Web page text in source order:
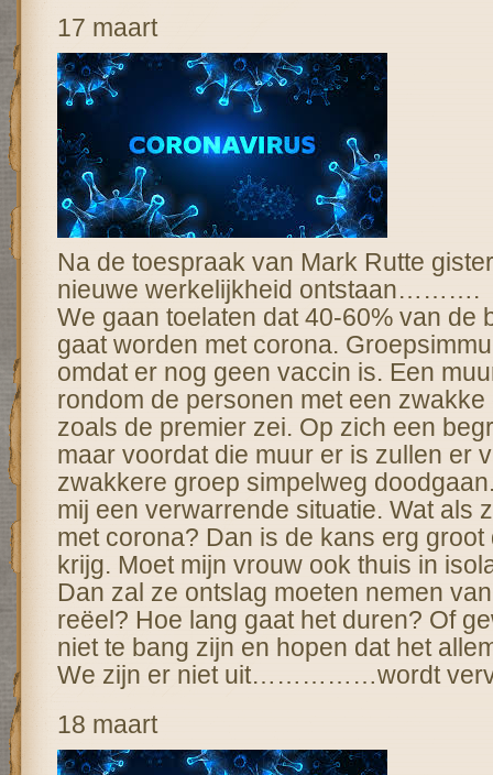
17 maart
Na de toespraak van Mark Rutte
nieuwe werkelijkheid ontstaan……….
We gaan toelaten dat 40-60% van de
gaat worden met corona.
omdat er nog geen vaccin is. Een
rondom de personen met een
zoals de premier zei. Op zich een
maar voordat die muur er is zullen er
zwakkere groep simpelweg
mij een verwarrende situatie. Wat als
met corona? Dan is de kans erg groot
krijg. Moet mijn vrouw ook thuis in
Dan zal ze ontslag moeten nemen
reëel? Hoe lang gaat het duren? Of
niet te bang zijn en hopen dat het
We zijn er niet uit……………wordt
18 maart